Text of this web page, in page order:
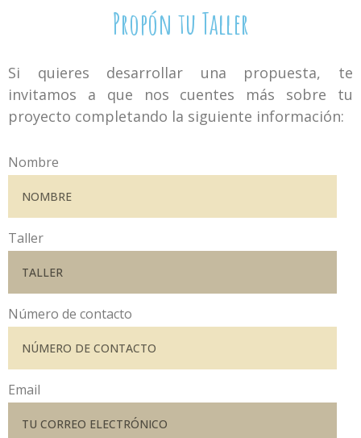
Propón tu Taller
Si quieres desarrollar una propuesta, te
invitamos a que nos cuentes más sobre tu
proyecto completando la siguiente información:
Nombre
Taller
Número de contacto
Email